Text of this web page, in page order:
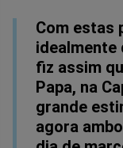
Com estas
idealmente
fiz assim
Papa, na
grande
agora